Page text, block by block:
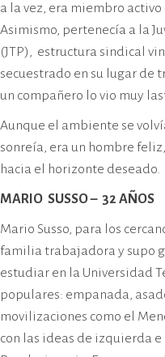
a la vez, era miembro
Asimismo, pertenecía a la
(JTP), estructura sindical
secuestrado en su lugar de
un compañero lo vio muy
Aunque el ambiente se
sonreía, era un hombre
hacia el horizonte deseado.
MARIO SUSSO – 32 AÑOS
Mario Susso, para los
familia trabajadora y supo
estudiar en la Universidad
populares: empanada,
movilizaciones como el
con las ideas de izquierda